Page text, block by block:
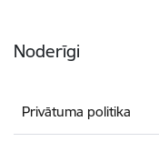
Noderīgi
Privātuma politika